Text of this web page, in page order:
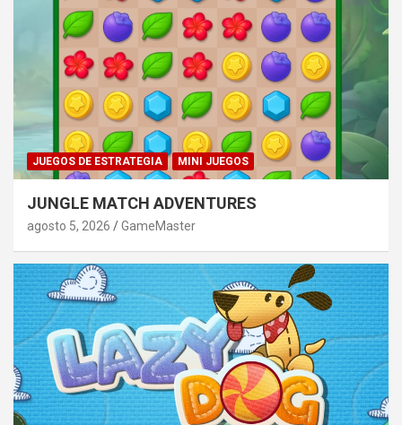
JUEGOS DE ESTRATEGIA MINI JUEGOS
JUNGLE MATCH ADVENTURES
agosto 5, 2026 GameMaster